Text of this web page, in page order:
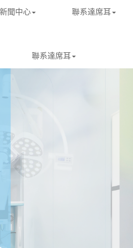
新聞中心 聯系達席耳
聯系達席耳